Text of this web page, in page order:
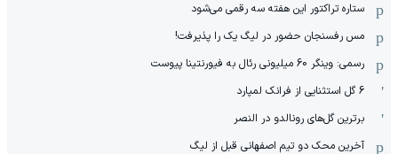
ستاره تراکتور این هفته سه رقمی می‌شود
مس رفسنجان حضور در لیگ یک را پذیرفت!
رسمی: وینگر 60 میلیونی رئال به فیورنتینا پیوست
6 گل استثنایی از فرانک لمپارد
برترین گل‌های رونالدو در النصر
آخرین محک دو تیم اصفهانی قبل از لیگ